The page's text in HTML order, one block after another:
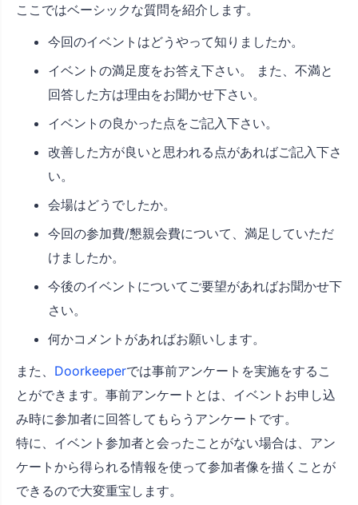
ここではベーシックな質問を紹介します。
今回のイベントはどうやって知りましたか。
イベントの満足度をお答え下さい。 また、不満と
回答した方は理由をお聞かせ下さい。
イベントの良かった点をご記入下さい。
改善した方が良いと思われる点があればご記入下さ
い。
会場はどうでしたか。
今回の参加費/懇親会費について、満足していただ
けましたか。
今後のイベントについてご要望があればお聞かせ下
さい。
何かコメントがあればお願いします。
また、 Doorkeeperでは事前アンケートを実施をするこ
とができます。事前アンケートとは、イベントお申し込
み時に参加者に回答してもらうアンケートです。
特に、イベント参加者と会ったことがない場合は、アン
ケートから得られる情報を使って参加者像を描くことが
できるので大変重宝します。